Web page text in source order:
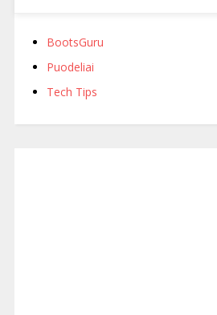
BootsGuru
Puodeliai
Tech Tips